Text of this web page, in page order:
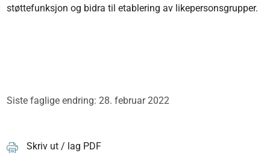
støttefunksjon og bidra til etablering av like­persons­grupper.
Siste faglige endring: 28. februar 2022
Skriv ut / lag PDF